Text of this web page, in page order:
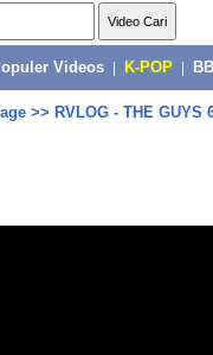
Videos K-POP
>> RVLOG - THE GUYS